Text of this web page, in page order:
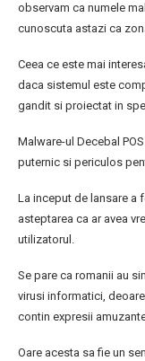
observam ca numele
cunoscuta astazi ca
Ceea ce este mai
daca sistemul este
gandit si proiectat in
Malware-ul Decebal
puternic si periculos
La inceput de lansare a
asteptarea ca ar avea
utilizatorul.
Se pare ca romanii au
virusi informatici,
contin expresii
Oare acesta sa fie un